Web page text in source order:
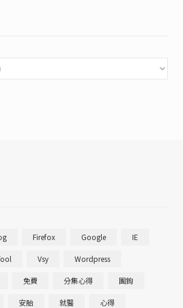
Firefox Google IE
Vsy Wordpress
免費 分集心得 團鉤
安胎 就醫 心得